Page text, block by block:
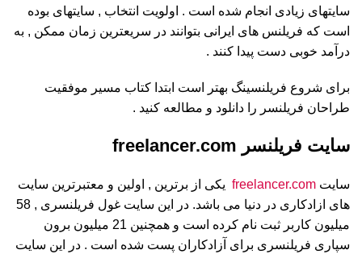
سایتهای زیادی انجام شده است . اولویت انتخاب , سایتهای بوده
است که فریلنس های ایرانی بتوانند در سریعترین زمان ممکن , به
درآمد خوبی دست پیدا کنند .
برای شروع فریلنسینگ بهتر است ابتدا کتاب مسیر موفقیت
طراحان فریلنسر را دانلود و مطالعه کنید .
سایت فریلنسر freelancer.com
سایت
یکی از برترین , اولین و معتبرترین سایت
های ازادکاری در دنیا می باشد. در این سایت غول فریلنسری , 58
میلیون کاربر ثبت نام کرده است و همچنین 21 میلیون برون
سپاری فریلنسری برای آزادکاران پست شده است . در این سایت